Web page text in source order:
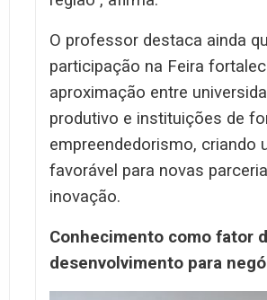
O professor destaca ainda
participação na Feira
aproximação entre
produtivo e instituições de
empreendedorismo, criando
favorável para novas
inovação.
Conhecimento como fator
desenvolvimento para